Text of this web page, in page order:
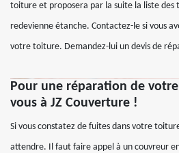
toiture et proposera par la suite la liste
redevienne étanche. Contactez-le si vous
votre toiture. Demandez-lui un devis de
Pour une réparation de
vous à JZ Couverture !
Si vous constatez de fuites dans votre
attendre. Il faut faire appel à un couvreur